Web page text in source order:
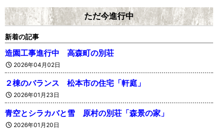
ただ今進行中
新着の記事
造園工事進行中 高森町の別荘
2026年04月02日
２棟のバランス 松本市の住宅「軒庭」
2026年01月23日
青空とシラカバと雪 原村の別荘「森景の家」
2026年01月20日